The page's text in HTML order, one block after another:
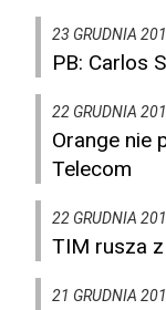
23 GRUDNIA
PB: Carlos
22 GRUDNIA
Orange nie
Telecom
22 GRUDNIA
TIM rusza z
21 GRUDNIA